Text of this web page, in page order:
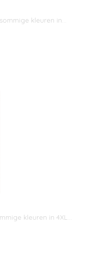
kleuren in…
kleuren in 4XL…